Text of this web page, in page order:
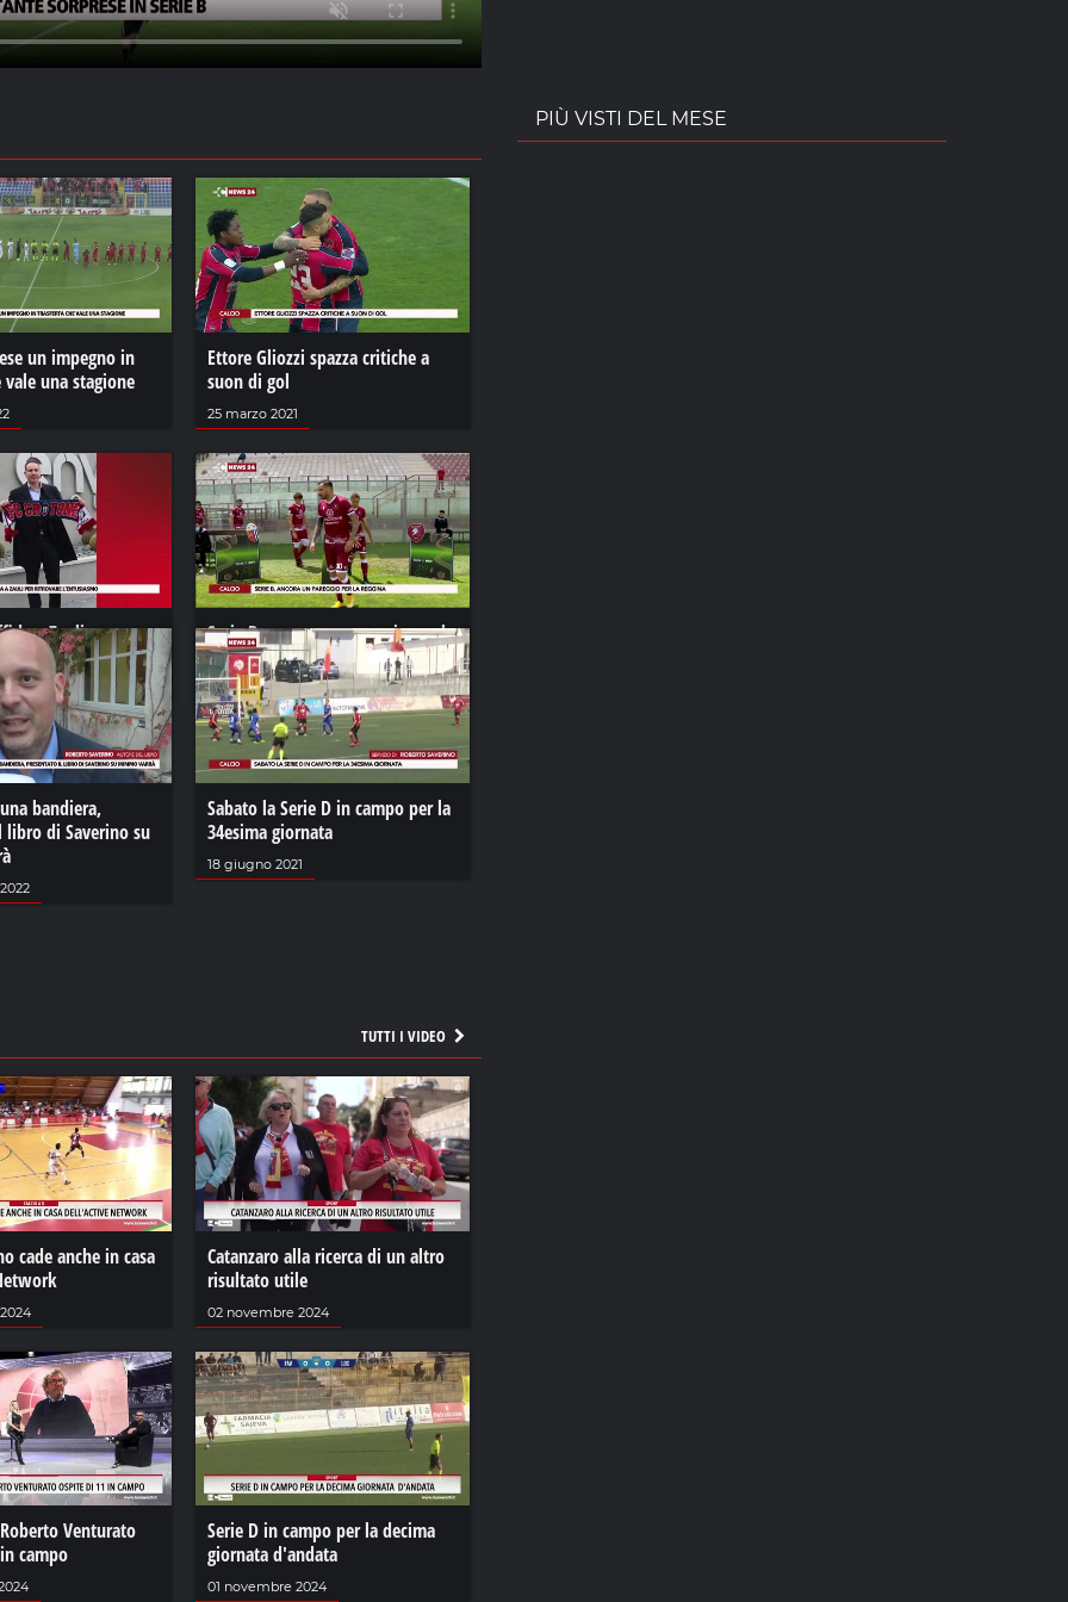
un impegno in
una stagione
Ettore Gliozzi spazza critiche a
suon di gol
25 marzo 2021
a Zauli per
Serie B, ancora un pareggio per la
Reggina
04 maggio 2021
bandiera,
di Saverino su
Sabato la Serie D in campo per la
34esima giornata
18 giugno 2021
TUTTI I VIDEO
cade anche in casa
Catanzaro alla ricerca di un altro
risultato utile
02 novembre 2024
Venturato
campo
Serie D in campo per la decima
giornata d'andata
01 novembre 2024
PIÙ VISTI DEL MESE